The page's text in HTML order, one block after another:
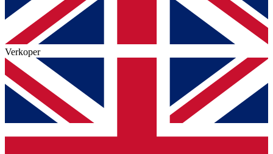
Verkoper